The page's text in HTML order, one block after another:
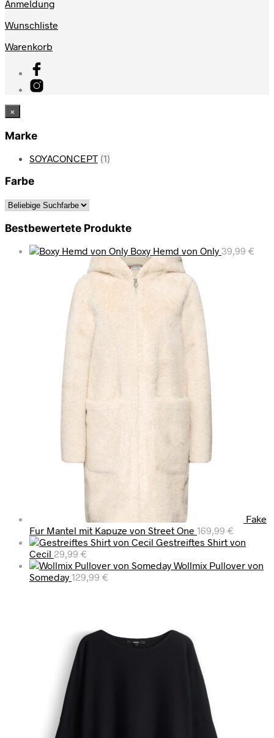
Anmeldung
Wunschliste
Warenkorb
×
Marke
SOYACONCEPT (1)
Farbe
Bestbewertete Produkte
Boxy Hemd von Only 39,99 €
Fake
Fur Mantel mit Kapuze von Street One 169,99 €
Gestreiftes Shirt von
Cecil 29,99 €
Wollmix Pullover von
Someday 129,99 €